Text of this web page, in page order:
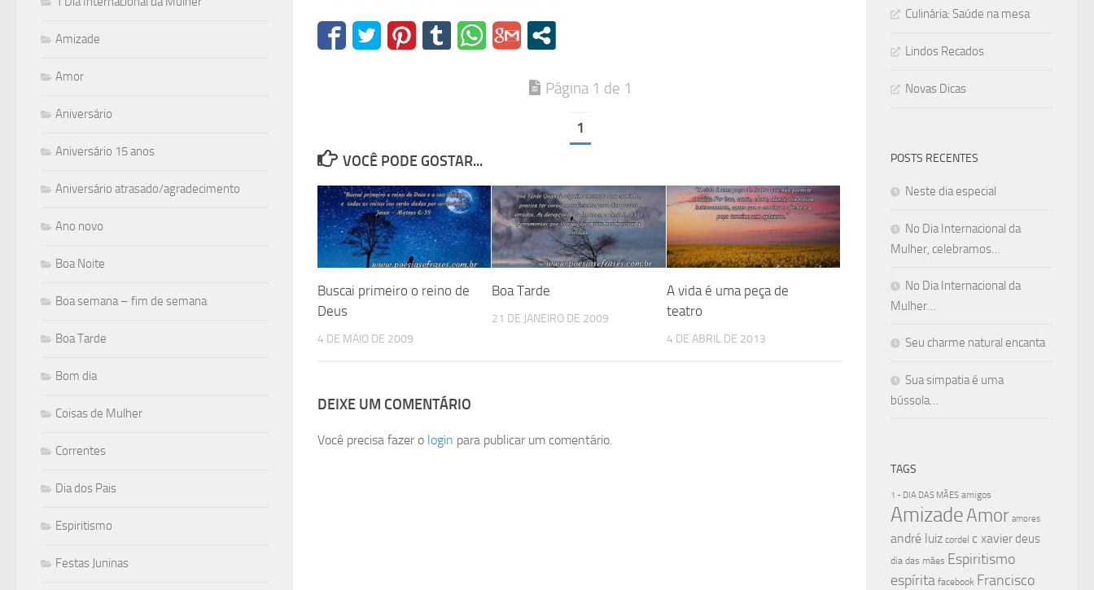
Página 1 de 1
1
VOCÊ PODE GOSTAR...
Buscai primeiro o reino de
Deus
4 DE MAIO DE 2009
Boa Tarde
21 DE JANEIRO DE 2009
A vida é uma peça de
teatro
4 DE ABRIL DE 2013
DEIXE UM COMENTÁRIO
Você precisa fazer o login para publicar um comentário.
Amizade
Amor
Aniversário
Aniversário 15 anos
Aniversário atrasado/agradecimento
Ano novo
Boa Noite
Boa semana – fim de semana
Boa Tarde
Bom dia
Coisas de Mulher
Correntes
Dia dos Pais
Espiritismo
Festas Juninas
Culinária: Saúde na mesa
Lindos Recados
Novas Dicas
POSTS RECENTES
Neste dia especial
No Dia Internacional da
Mulher, celebramos…
No Dia Internacional da
Mulher…
Seu charme natural encanta
Sua simpatia é uma
bússola…
TAGS
1 - DIA DAS MÃES amigos
AmizadeAmor amores
andré luiz cordel c xavier deus
dia das mães Espiritismo
espírita facebook Francisco